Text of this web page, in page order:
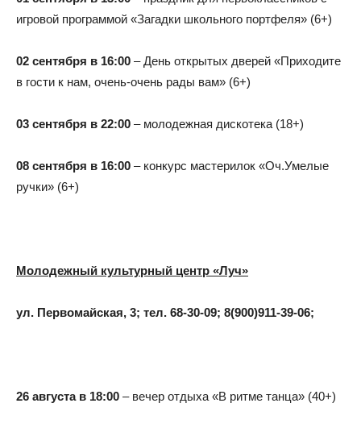
игровой программой «Загадки школьного портфеля» (6+)
02 сентября в 16:00 – День открытых дверей «Приходите
в гости к нам, очень-очень рады вам» (6+)
03 сентября в 22:00 – молодежная дискотека (18+)
08 сентября в 16:00 – конкурс мастерилок «Оч.Умелые
ручки» (6+)
Молодежный культурный центр «Луч»
ул. Первомайская, 3; тел. 68-30-09; 8(900)911-39-06;
26 августа в 18:00 – вечер отдыха «В ритме танца» (40+)